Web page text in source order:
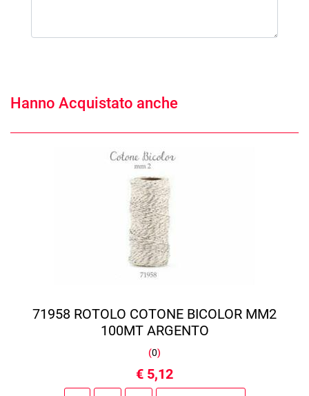
Hanno Acquistato anche
71958 ROTOLO COTONE BICOLOR MM2
100MT ARGENTO
(0)
€ 5,12